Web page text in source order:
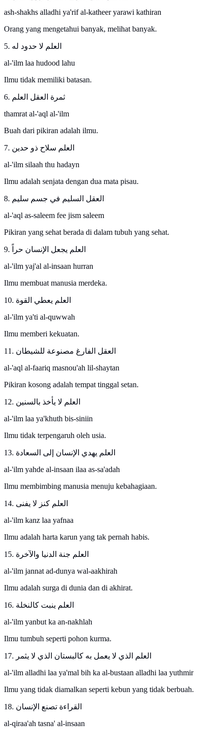
ash-shakhs alladhi ya'rif al-katheer yarawi kathiran
Orang yang mengetahui banyak, melihat banyak.
5. العلم لا حدود له
al-'ilm laa hudood lahu
Ilmu tidak memiliki batasan.
6. ثمرة العقل العلم
thamrat al-'aql al-'ilm
Buah dari pikiran adalah ilmu.
7. العلم سلاح ذو حدين
al-'ilm silaah thu hadayn
Ilmu adalah senjata dengan dua mata pisau.
8. العقل السليم في جسم سليم
al-'aql as-saleem fee jism saleem
Pikiran yang sehat berada di dalam tubuh yang sehat.
9. العلم يجعل الإنسان حراً
al-'ilm yaj'al al-insaan hurran
Ilmu membuat manusia merdeka.
10. العلم يعطي القوة
al-'ilm ya'ti al-quwwah
Ilmu memberi kekuatan.
11. العقل الفارغ مصنوعة للشيطان
al-'aql al-faariq masnou'ah lil-shaytan
Pikiran kosong adalah tempat tinggal setan.
12. العلم لا يأخذ بالسنين
al-'ilm laa ya'khuth bis-siniin
Ilmu tidak terpengaruh oleh usia.
13. العلم يهدي الإنسان إلى السعادة
al-'ilm yahde al-insaan ilaa as-sa'adah
Ilmu membimbing manusia menuju kebahagiaan.
14. العلم كنز لا يفنى
al-'ilm kanz laa yafnaa
Ilmu adalah harta karun yang tak pernah habis.
15. العلم جنة الدنيا والآخرة
al-'ilm jannat ad-dunya wal-aakhirah
Ilmu adalah surga di dunia dan di akhirat.
16. العلم ينبت كالنخلة
al-'ilm yanbut ka an-nakhlah
Ilmu tumbuh seperti pohon kurma.
17. العلم الذي لا يعمل به كالبستان الذي لا يثمر
al-'ilm alladhi laa ya'mal bih ka al-bustaan alladhi laa yuthmir
Ilmu yang tidak diamalkan seperti kebun yang tidak berbuah.
18. القراءة تصنع الإنسان
al-qiraa'ah tasna' al-insaan